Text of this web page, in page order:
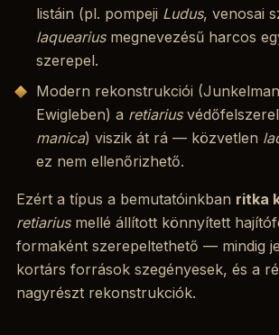
listáin (pl. pompeji Ludus, venosai
laqueariusmegnevezésű harcos
szerepel.
Modern rekonstrukciói
Ewigleben) a retiarius
manica) viszik át rá — közvetlen
ez nem ellenőrizhető.
Ezért a típus a bemutatóinkban ritka
retiariusmellé állított könnyített
formaként szerepeltethető — mindig
kortárs források szegényesek, és a
nagyrészt rekonstrukciók.